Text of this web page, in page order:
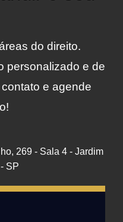
do direito.
personalizado e de
e agende
269 - Sala 4 - Jardim
SP